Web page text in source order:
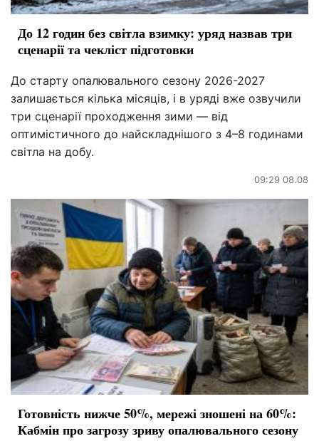
До 12 годин без світла взимку: уряд назвав три
сценарії та чекліст підготовки
До старту опалювального сезону 2026-2027
залишається кілька місяців, і в уряді вже озвучили
три сценарії проходження зими — від
оптимістичного до найскладнішого з 4–8 годинами
світла на добу.
09:29 08.08
Готовність нижче 50%, мережі зношені на 60%:
Кабмін про загрозу зриву опалювального сезону